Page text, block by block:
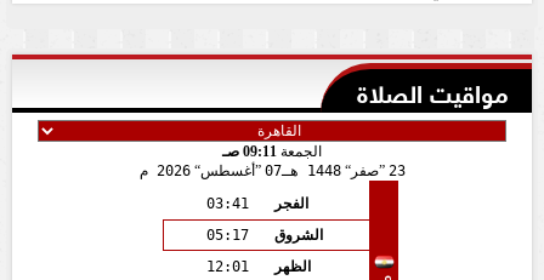
مواقيت الصلاة
الجمعة 09:11 صـ
23
صفر 1448 هـ 07 أغسطس 2026 م
الفجر
03:41
الشروق
05:17
الظهر
12:01